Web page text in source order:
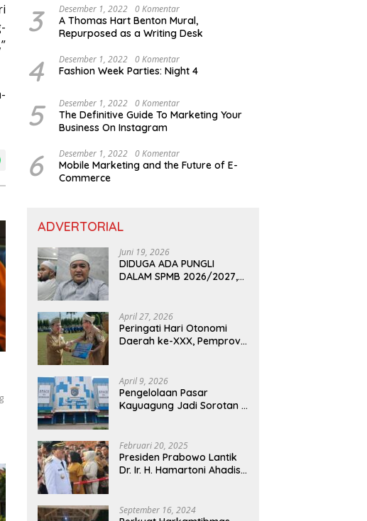
3 Desember 1, 2022 0 Komentar
A Thomas Hart Benton Mural,
Repurposed as a Writing Desk
4 Desember 1, 2022 0 Komentar
Fashion Week Parties: Night 4
5 Desember 1, 2022 0 Komentar
The Definitive Guide To Marketing Your
Business On Instagram
6 Desember 1, 2022 0 Komentar
Mobile Marketing and the Future of E-
Commerce
ADVERTORIAL
Juni 19, 2026
DIDUGA ADA PUNGLI
DALAM SPMB 2026/2027,
AKAN DITINDAK TEGAS
April 27, 2026
Peringati Hari Otonomi
Daerah ke-XXX, Pemprov
Kemandirian Fiskal
April 9, 2026
Pengelolaan Pasar
Kayuagung Jadi Sorotan –
Oknum Dishub dan
Perdagangan
Februari 20, 2025
Presiden Prabowo Lantik
Dr. Ir. H. Hamartoni Ahadis,
Wakil Bupati Lampung
September 16, 2024